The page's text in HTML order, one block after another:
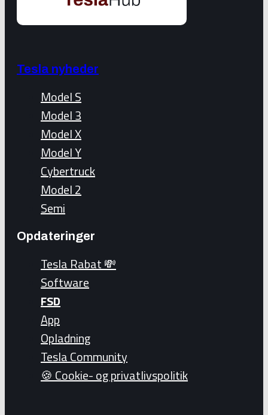
Tesla nyheder
Model S
Model 3
Model X
Model Y
Cybertruck
Model 2
Semi
Opdateringer
Tesla Rabat 💸
Software
FSD
App
Opladning
Tesla Community
🍪 Cookie- og privatlivspolitik